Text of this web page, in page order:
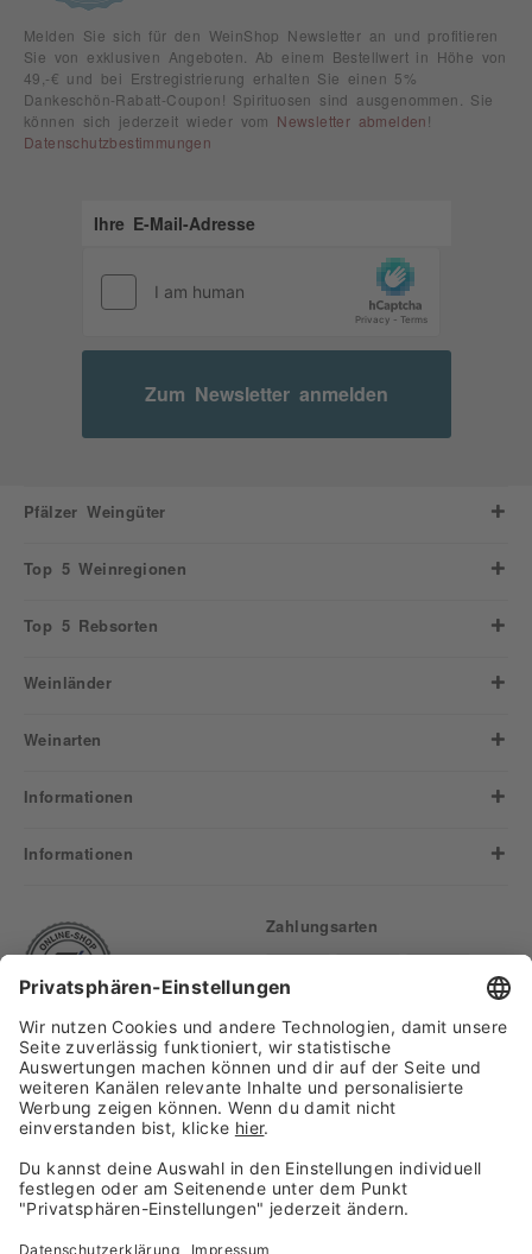
Melden Sie sich für den WeinShop Newsletter an und profitieren
Sie von exklusiven Angeboten. Ab einem Bestellwert in Höhe von
49,-€ und bei Erstregistrierung erhalten Sie einen 5%
Dankeschön-Rabatt-Coupon! Spirituosen sind ausgenommen. Sie
können sich jederzeit wieder vom Newsletter abmelden !
Datenschutzbestimmungen
Zum Newsletter anmelden
Pfälzer Weingüter
Top 5 Weinregionen
Top 5 Rebsorten
Weinländer
Weinarten
Informationen
Informationen
Versand
Zahlungsarten
Finden Sie uns auf: